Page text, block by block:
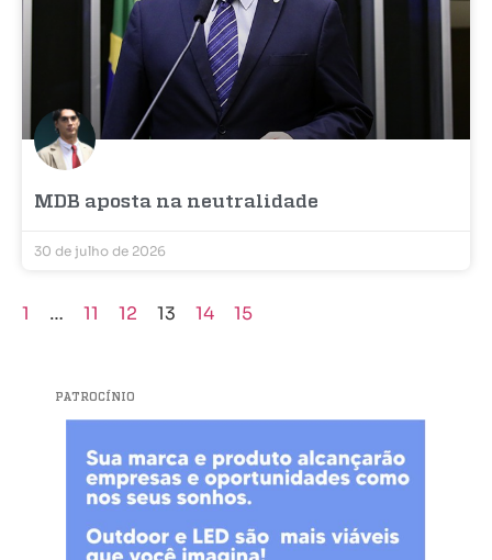
MDB aposta na neutralidade
30 de julho de 2026
1 … 11 12 13 14 15
PATROCÍNIO